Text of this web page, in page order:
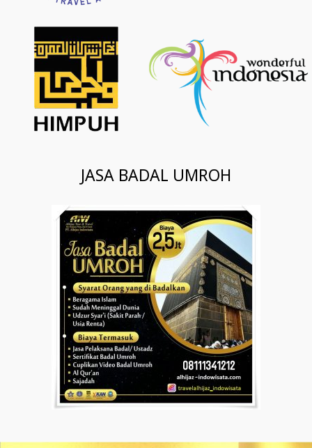
JASA BADAL UMROH